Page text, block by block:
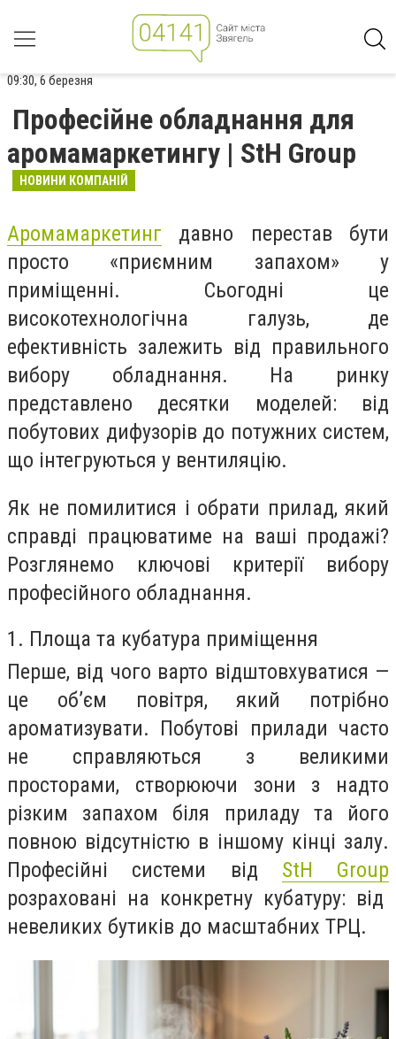
09:30, 6 березня
Професійне обладнання для
аромамаркетингу | StH Group
НОВИНИ КОМПАНІЙ
Аромамаркетинг давно перестав бути
просто «приємним запахом» у
приміщенні. Сьогодні це
високотехнологічна галузь, де
ефективність залежить від правильного
вибору обладнання. На ринку
представлено десятки моделей: від
побутових дифузорів до потужних систем,
що інтегруються у вентиляцію.
Як не помилитися і обрати прилад, який
справді працюватиме на ваші продажі?
Розглянемо ключові критерії вибору
професійного обладнання.
1. Площа та кубатура приміщення
Перше, від чого варто відштовхуватися —
це об’єм повітря, який потрібно
ароматизувати. Побутові прилади часто
не справляються з великими
просторами, створюючи зони з надто
різким запахом біля приладу та його
повною відсутністю в іншому кінці залу.
Професійні системи від StH Group
розраховані на конкретну кубатуру: від
невеликих бутиків до масштабних ТРЦ.